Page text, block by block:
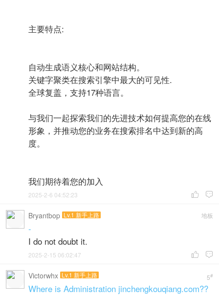
主要特点:
自动生成语义核心和网站结构。
关键字聚类在搜索引擎中最大的可见性.
全球复盖，支持17种语言。
与我们一起探索我们的先进技术如何提高您的在线
形象，并推动您的业务在搜索排名中达到新的高
度。
我们期待着您的加入
 
2025-2-6 04:52:23
地板
Bryantbop Lv.1 新手上路
-
I do not doubt it.
 
2025-2-15 06:02:47
5#
Victorwhx Lv.1 新手上路
Where is Administration jinchengkouqiang.com??